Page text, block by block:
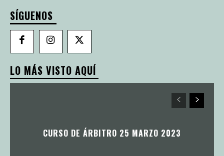
SÍGUENOS
LO MÁS VISTO AQUÍ
CURSO DE ÁRBITRO 25 MARZO 2023